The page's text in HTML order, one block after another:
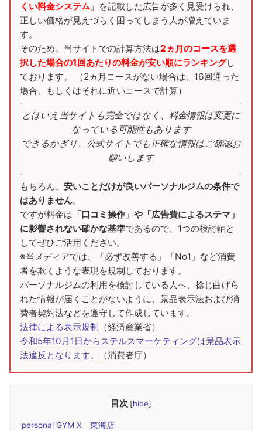
くい料金システム 」を記載した広告が多く見受けられ、
正しい価格が見えづらく困ってしまう人が増えていま
す。
そのため、当サイトでの計算方法は2ヵ月のコースを選
択した場合の1回あたりの料金が安い順にランキングし
ております。 （2ヵ月コースがない場合は、16回通った
場合、もしくはそれに近いコースで計算）
とはいえ当サイトも完全ではなく、料金情報は変更に
なっている可能性もあります
できるかぎり、公式サイトでも正確な情報はご確認お
願いします
もちろん、 安いことだけが良いパーソナルジムの条件で
はありません。
ですが料金は 「口コミ操作」や「広告費によるステマ」
に影響されない確かな基準であるので、1つの検討軸と
してぜひご活用ください。
※当メディアでは、「必ず改善する」「No1」など消費
者を欺くような表現を規制しております。
パーソナルジムの利用を検討している人へ、捻じ曲げら
れた情報が届くことがないように、景品表示法および消
費者契約法などを遵守して作成しています。
法律による表示規制 （経済産業省）
令和5年10月1日からステルスマーケティングは景品表示
法違反となります。
（消費者庁）
目次 [hide]
personal GYM X 東海店